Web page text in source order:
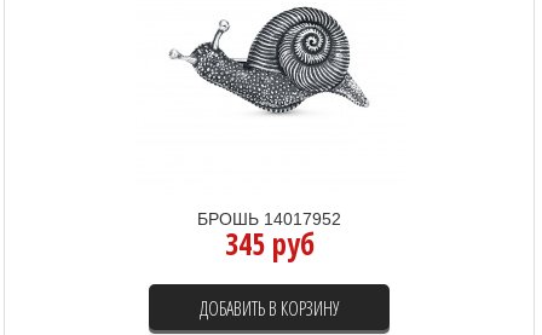
БРОШЬ 14017952
345 руб
ДОБАВИТЬ В КОРЗИНУ